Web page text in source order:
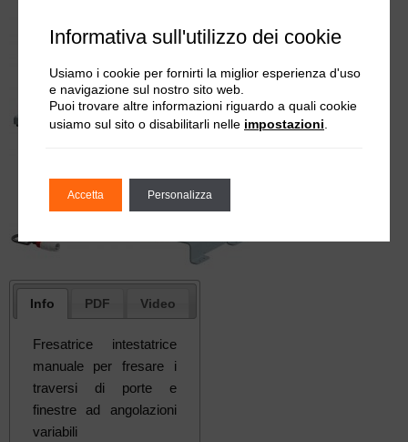
Info PDF Video
Fresatrice intestatrice
manuale per fresare i
traversi di porte e
finestre ad angolazioni
variabili
Informativa sull'utilizzo dei cookie
Usiamo i cookie per fornirti la miglior esperienza d'uso
e navigazione sul nostro sito web.
Puoi trovare altre informazioni riguardo a quali cookie
usiamo sul sito o disabilitarli nelle impostazioni
Accetta Personalizza